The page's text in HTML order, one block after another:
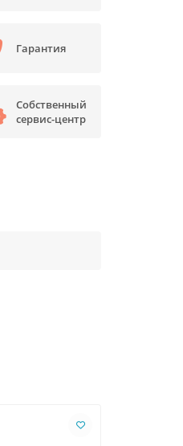
Гарантия
Собственный
сервис-центр